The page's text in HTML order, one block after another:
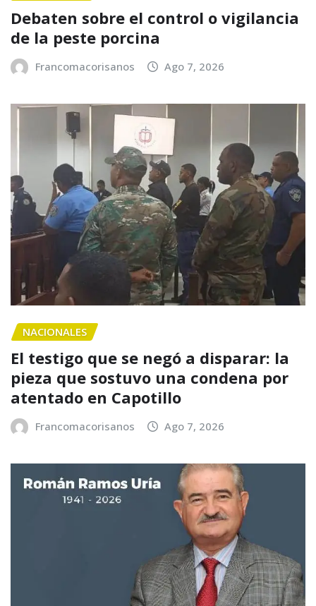
Debaten sobre el control o vigilancia
de la peste porcina
Francomacorisanos Ago 7, 2026
NACIONALES
El testigo que se negó a disparar: la
pieza que sostuvo una condena por
atentado en Capotillo
Francomacorisanos Ago 7, 2026